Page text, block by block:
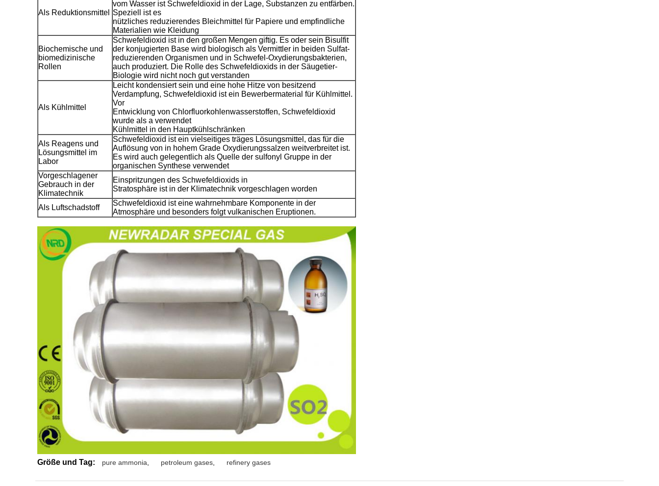
Als Reduktionsmittel
vom Wasser ist Schwefeldioxid in der Lage, Substanzen zu entfärben.
Speziell ist es
nützliches reduzierendes Bleichmittel für Papiere und empfindliche
Materialien wie Kleidung
Biochemische und
biomedizinische
Rollen
Schwefeldioxid ist in den großen Mengen giftig. Es oder sein Bisulfit
der konjugierten Base wird biologisch als Vermittler in beiden Sulfat-
reduzierenden Organismen und in Schwefel-Oxydierungsbakterien,
auch produziert. Die Rolle des Schwefeldioxids in der Säugetier-
Biologie wird nicht noch gut verstanden
Als Kühlmittel
Leicht kondensiert sein und eine hohe Hitze von besitzend
Verdampfung, Schwefeldioxid ist ein Bewerbermaterial für Kühlmittel.
Vor
Entwicklung von Chlorfluorkohlenwasserstoffen, Schwefeldioxid
wurde als a verwendet
Kühlmittel in den Hauptkühlschränken
Als Reagens und
Lösungsmittel im
Labor
Schwefeldioxid ist ein vielseitiges träges Lösungsmittel, das für die
Auflösung von in hohem Grade Oxydierungssalzen weitverbreitet ist.
Es wird auch gelegentlich als Quelle der sulfonyl Gruppe in der
organischen Synthese verwendet
Vorgeschlagener
Gebrauch in der
Klimatechnik
Einspritzungen des Schwefeldioxids in
Stratosphäre ist in der Klimatechnik vorgeschlagen worden
Als Luftschadstoff
Schwefeldioxid ist eine wahrnehmbare Komponente in der
Atmosphäre und besonders folgt vulkanischen Eruptionen.
Größe und Tag: pure ammonia petroleum gases refinery gases